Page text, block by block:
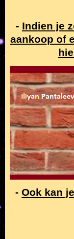
- Indien je
aankoop of
- Ook kan